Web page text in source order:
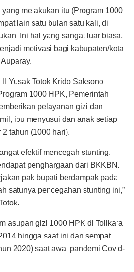
yang melakukan itu (Program 1000
lain satu bulan satu kali, di
Ini hal yang sangat luar biasa,
motivasi bagi kabupaten/kota
Yusak Totok Krido Saksono
1000 HPK, Pemerintah
pelayanan gizi dan
ibu menyusui dan anak setiap
tahun (1000 hari).
efektif mencegah stunting.
penghargaan dari BKKBN.
pak bupati berdampak pada
satunya pencegahan stunting ini,”
asupan gizi 1000 HPK di Tolikara
hingga saat ini dan sempat
2020) saat awal pandemi Covid-